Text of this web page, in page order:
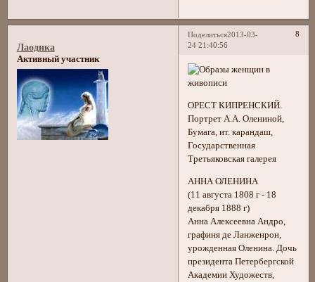
Поделиться 8
2013-03-
24 21:40:56
Лаодика
Активный участник
ОРЕСТ КИПРЕНСКИЙ.
Портрет А.А. Олениной,
Бумага, ит. карандаш,
Государственная
Третьяковская галерея
АННА ОЛЕНИНА
(11 августа 1808 г - 18
декабря 1888 г)
Анна Алексеевна Андро,
графиня де Ланженрон,
урожденная Оленина. Дочь
президента Петербергской
Академии Художеств,